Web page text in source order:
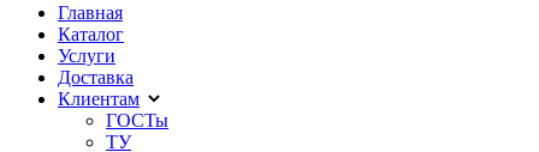
Главная
Каталог
Услуги
Доставка
Клиентам
ГОСТы
ТУ